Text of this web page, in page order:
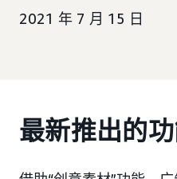
2021 年 7 月 15 日
最新推出的